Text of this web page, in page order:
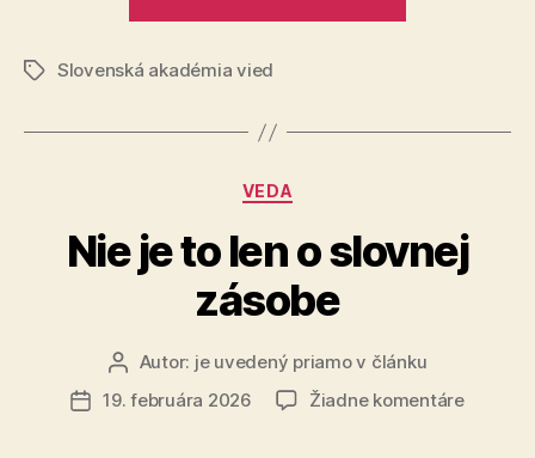
z
kultúrneho
dedičstva“
ZnačkySlovenská akadémia vied
Kategórie
VEDA
Nie je to len o slovnej
zásobe
Autor
článku
Autor: je uvedený priamo v článku
Dátum
19. februára 2026 Žiadne komentárena